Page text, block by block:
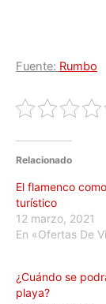
Fuente: Rumbo
Relacionado
El flamenco
turístico
12 marzo, 2021
En «Ofertas De
¿Cuándo se
playa?